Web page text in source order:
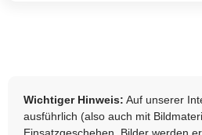
Wichtiger Hinweis: Auf unserer
ausführlich (also auch mit
Einsatzgeschehen. Bilder werden